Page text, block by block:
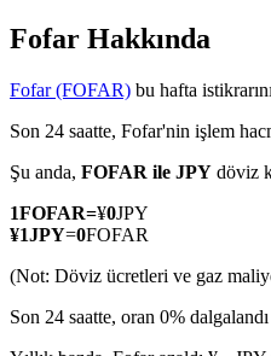
TradFi
Hisse senetleri, döviz,
Fofar Hakkında
Fofar (FOFAR) bu hafta
Son 24 saatte, Fofar'nin işlem
Şu anda, FOFAR ile JPY döviz
1FOFAR=¥0JPY
¥1JPY=0FOFAR
(Not: Döviz ücretleri ve gaz
Son 24 saatte, oran 0%